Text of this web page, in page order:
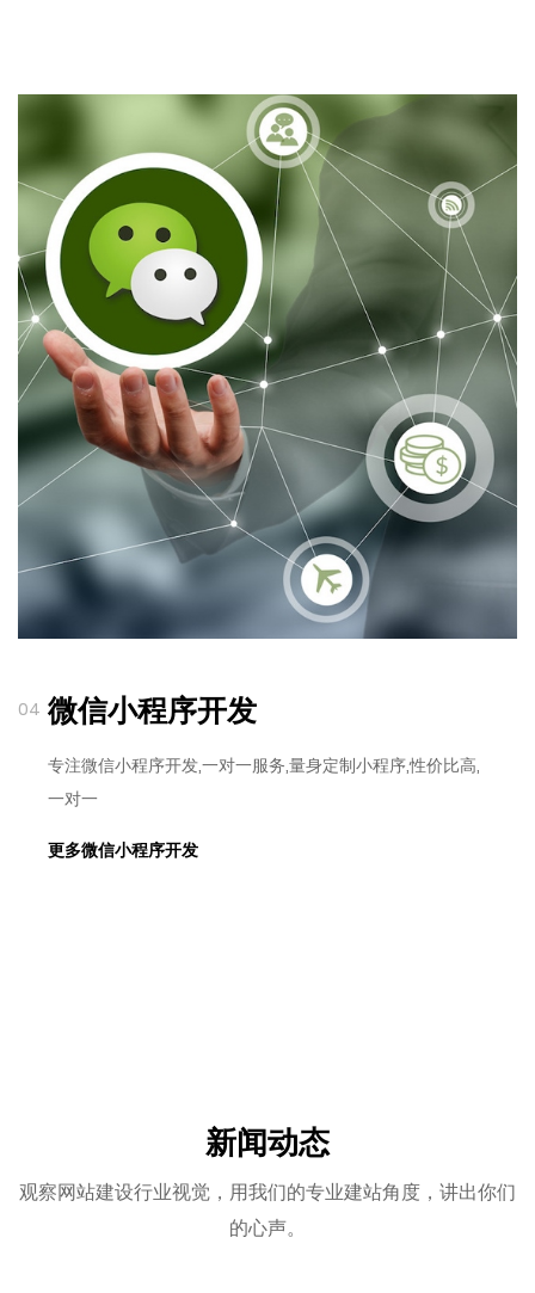
04 微信小程序开发
专注微信小程序开发,一对一服务,量身定制小程序,性价比高,
一对一
更多微信小程序开发
新闻动态
观察网站建设行业视觉，用我们的专业建站角度，讲出你们
的心声。